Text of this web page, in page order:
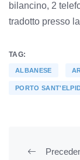
bilancino, 2
tradotto presso
TAG:
ALBANESE
PORTO